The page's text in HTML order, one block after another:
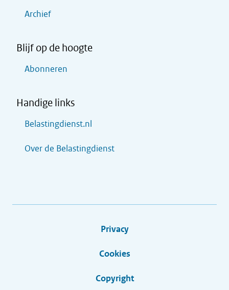
Archief
Blijf op de hoogte
Abonneren
Handige links
Belastingdienst.nl
Over de Belastingdienst
Privacy
Cookies
Copyright